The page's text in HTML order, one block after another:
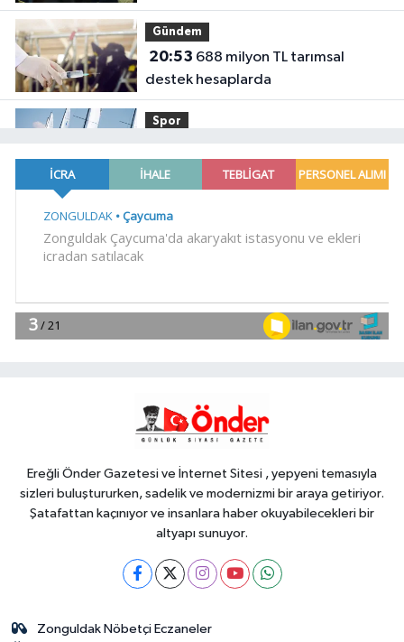
Gündem
20:53
destek hesaplarda
Spor
mücadelesi ilk günde nefes kesti
18:55Bursa'da tarihi eser
18:45
girişimcilere yeni kapılar açıyor
Ereğli Önder Gazetesi ve İnternet Sitesi , yepyeni temasıyla
sizleri buluştururken, sadelik ve modernizmi bir araya getiriyor.
Şatafattan kaçınıyor ve insanlara haber okuyabilecekleri bir
altyapı sunuyor.
Zonguldak Nöbetçi Eczaneler